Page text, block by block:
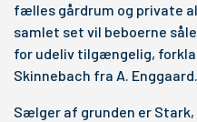
fælles gårdrum og private
samlet set vil beboerne
for udeliv tilgængelig,
Skinnebach fra A. Enggaard.
Sælger af grunden er